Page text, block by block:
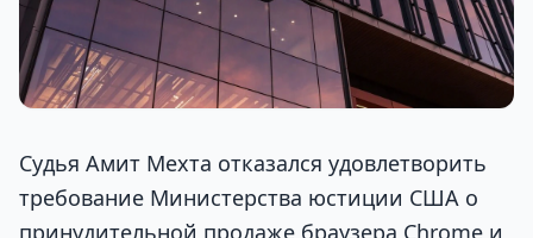
Судья Амит Мехта отказался удовлетворить
требование Министерства юстиции США о
принудительной продаже браузера Chrome и